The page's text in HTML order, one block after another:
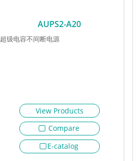
AUPS2-A20
超级电容不间断电源
View Products
Compare
E-catalog